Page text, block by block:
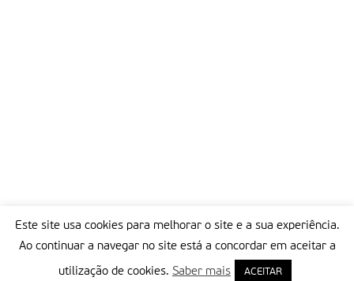
Este site usa cookies para melhorar o site e a sua experiência.
Ao continuar a navegar no site está a concordar em aceitar a
utilização de cookies. Saber mais ACEITAR